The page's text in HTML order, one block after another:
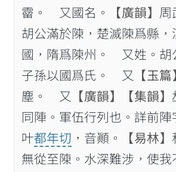
霤。 又國名。
【廣韻】 周
胡公滿於𨻰，楚滅𨻰爲縣，
國，隋爲𨻰州。 又姓。胡
子孫以國爲氏。 又
【玉篇
塵。 又
【廣韻】 【集韻】
同陣。軍伍行列也。詳前
叶都年切 ，音顚。 【易林】
無從至𨻰。水深難涉，使我